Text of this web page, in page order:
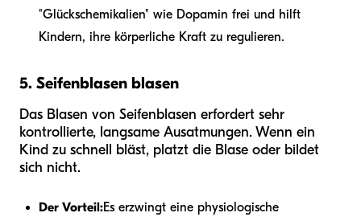
"Glückschemikalien" wie Dopamin frei und hilft
Kindern, ihre körperliche Kraft zu regulieren.
5. Seifenblasen blasen
Das Blasen von Seifenblasen erfordert sehr
kontrollierte, langsame Ausatmungen. Wenn ein
Kind zu schnell bläst, platzt die Blase oder bildet
sich nicht.
Der Vorteil:Es erzwingt eine physiologische